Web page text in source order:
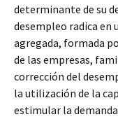
determinante de su
desempleo radica en
agregada, formada
de las empresas,
corrección del
la utilización de la
estimular la